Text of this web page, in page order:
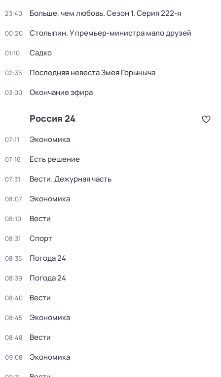
23:40 Больше, чем любовь. Сезон 1. Серия 222-я
00:20 Столыпин. У премьер-министра мало друзей
01:10 Садко
02:35 Последняя невеста Змея Горыныча
03:00 Окончание эфира
Россия 24
07:11 Экономика
07:16 Есть решение
07:31 Вести. Дежурная часть
08:07 Экономика
08:10 Вести
08:31 Спорт
08:35 Погода 24
08:39 Погода 24
08:40 Вести
08:45 Экономика
08:48 Вести
09:08 Экономика